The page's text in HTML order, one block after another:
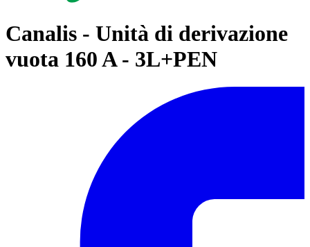
Canalis - Unità di derivazione
vuota 160 A - 3L+PEN